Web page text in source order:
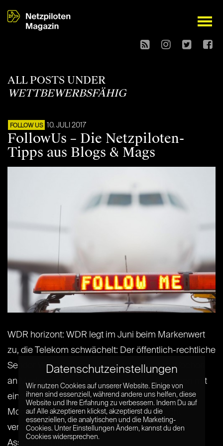
open
ALL POSTS UNDER
WETTBEWERBSFÄHIG
FOLLOW US 10. JULI 2017
FollowUs – Die Netzpiloten-
Tipps aus Blogs & Mags
WDR horizont: WDR legt im Juni beim Markenwert
zu, die Telekom schwächelt: Der öffentlich-rechtliche
Sender WDR legt trotz Kritik in den letzten Wochen
an Markenwert zu, die Telekom muss hingegen mit
einem Verlust von 28% bei der letzten
Monatsauswertung rechnen. Experte Brecht
verbucht diesen Erfolg aufgrund der positiven
Assoziation mit[...] [...]
Datenschutzeinstellungen
Wir nutzen Cookies auf unserer Website. Einige von
ihnen sind essenziell, während andere uns helfen, diese
Website und Ihre Erfahrung zu verbessern. Indem Du auf
auf Alle akzeptieren klickst, akzeptierst du die
essenziellen, die analytischen und die Marketing-
Cookies. Unter Einstellungen Ändern, kannst du den
Cookies widersprechen.